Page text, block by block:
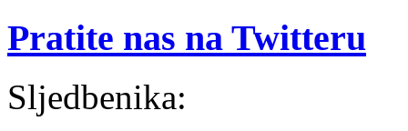
Pratite nas na Twitteru
Sljedbenika: